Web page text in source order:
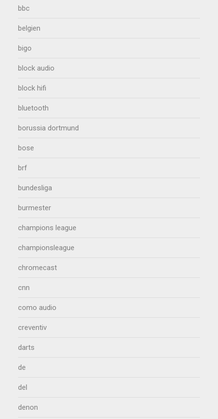
bbc
belgien
bigo
block audio
block hifi
bluetooth
borussia dortmund
bose
brf
bundesliga
burmester
champions league
championsleague
chromecast
cnn
como audio
creventiv
darts
de
del
denon